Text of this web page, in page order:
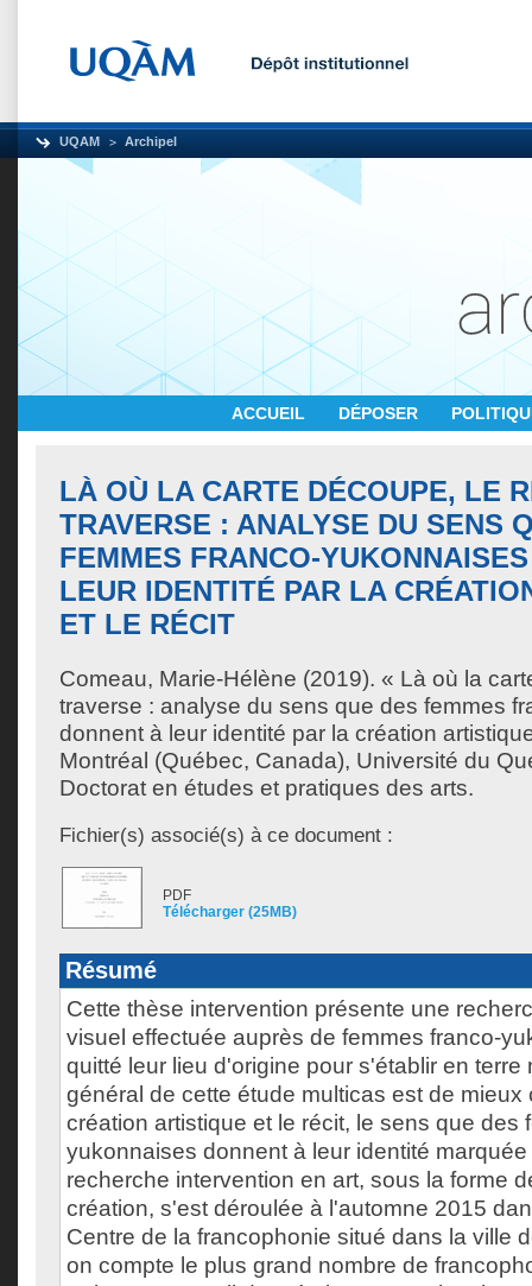
UQAM Archipel
ACCUEIL DÉPOSER
LÀ OÙ LA CARTE DÉCOUPE, LE
TRAVERSE : ANALYSE DU SENS
FEMMES FRANCO-
LEUR IDENTITÉ PAR LA
ET LE RÉCIT
Comeau, Marie-Hélène (2019). « Là où la
traverse : analyse du sens que des femmes
donnent à leur identité par la création
Montréal (Québec, Canada), Université du
Doctorat en études et pratiques des arts.
Fichier(s) associé(s) à ce document :
PDF
Télécharger (25MB)
Résumé
Cette thèse intervention présente une
visuel effectuée auprès de femmes franco-
quitté leur lieu d'origine pour s'établir en terre
général de cette étude multicas est de mieux
création artistique et le récit, le sens que des
yukonnaises donnent à leur identité
recherche intervention en art, sous la forme
création, s'est déroulée à l'automne 2015
Centre de la francophonie situé dans la ville
on compte le plus grand nombre de